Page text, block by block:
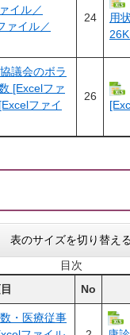
イル／
ァイル／
24
用
議会のボラ
[Excelファ
ファイ
26
表のサイズを切り替える
目次
No
・医療従事